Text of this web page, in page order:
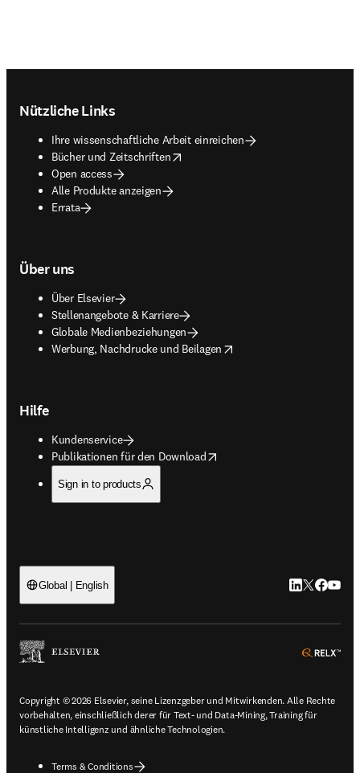
Nützliche Links
Ihre wissenschaftliche Arbeit einreichen
Bücher und Zeitschriften
opens in new tab/window
Open access
Alle Produkte anzeigen
Errata
Über uns
Über Elsevier
Stellenangebote & Karriere
Globale Medienbeziehungen
Werbung, Nachdrucke und Beilagen
opens in new tab/window
Hilfe
Kundenservice
Publikationen für den Download
opens in new tab/window
Sign in to products
Global | English LinkedIn
Twitter
Copyright © 2026 Elsevier, seine Lizenzgeber und Mitwirkenden. Alle Rechte
vorbehalten, einschließlich derer für Text- und Data-Mining, Training für
künstliche Intelligenz und ähnliche Technologien.
Terms & Conditions